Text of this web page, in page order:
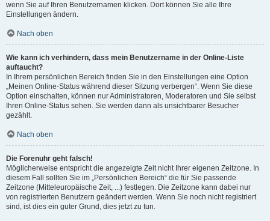
wenn Sie auf Ihren Benutzernamen klicken. Dort können Sie alle Ihre
Einstellungen ändern.
Nach oben
Wie kann ich verhindern, dass mein Benutzername in der Online-Liste
auftaucht?
In Ihrem persönlichen Bereich finden Sie in den Einstellungen eine Option
„Meinen Online-Status während dieser Sitzung verbergen“. Wenn Sie diese
Option einschalten, können nur Administratoren, Moderatoren und Sie selbst
Ihren Online-Status sehen. Sie werden dann als unsichtbarer Besucher
gezählt.
Nach oben
Die Forenuhr geht falsch!
Möglicherweise entspricht die angezeigte Zeit nicht Ihrer eigenen Zeitzone. In
diesem Fall sollten Sie im „Persönlichen Bereich“ die für Sie passende
Zeitzone (Mitteleuropäische Zeit, ...) festlegen. Die Zeitzone kann dabei nur
von registrierten Benutzern geändert werden. Wenn Sie noch nicht registriert
sind, ist dies ein guter Grund, dies jetzt zu tun.